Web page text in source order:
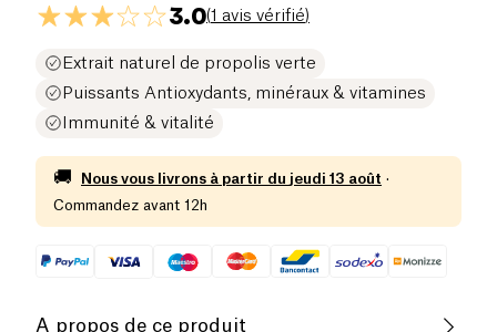
3.0(1 avis vérifié)
Extrait naturel de propolis verte
Puissants Antioxydants, minéraux & vitamines
Immunité & vitalité
🚚 Nous vous livrons à partir du jeudi 13 août ·
Commandez avant 12h
A propos de ce produit